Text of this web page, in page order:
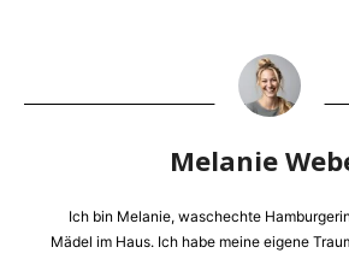
Melanie
Ich bin Melanie, waschechte
Mädel im Haus. Ich habe meine eigene